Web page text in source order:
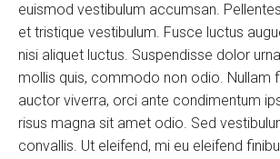
euismod vestibulum accumsan.
et tristique vestibulum. Fusce luctus
nisi aliquet luctus. Suspendisse dolor
mollis quis, commodo non odio. Nullam
auctor viverra, orci ante condimentum
risus magna sit amet odio. Sed
convallis. Ut eleifend, mi eu eleifend